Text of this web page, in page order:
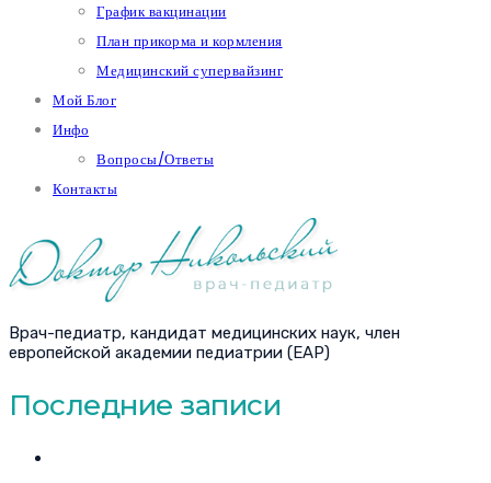
График вакцинации
План прикорма и кормления
Медицинский супервайзинг
Мой Блог
Инфо
Вопросы/Ответы
Контакты
Врач-педиатр, кандидат медицинских наук, член
европейской академии педиатрии (EAP)
Последние записи